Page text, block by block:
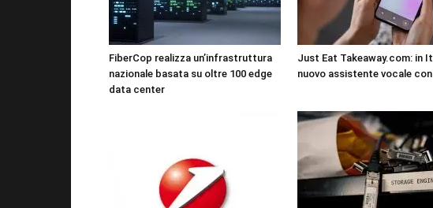
FiberCop realizza un’infrastruttura
nazionale basata su oltre 100 edge
data center
Just Eat Takeaway.com: in
nuovo assistente vocale con